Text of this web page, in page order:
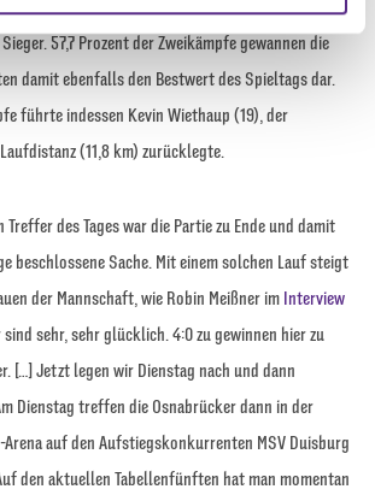
die Sie ihnen bereitgestellt
im Rahmen Ihrer Nutzung der Dienste
war die Mannschaft von Timo Schultz in den
57,7 Prozent der Zweikämpfe gewannen die
damit ebenfalls den Bestwert des Spieltags dar.
führte indessen Kevin Wiethaup (19), der
(11,8 km) zurücklegte.
Treffer des Tages war die Partie zu Ende und damit
beschlossene Sache. Mit einem solchen Lauf steigt
der Mannschaft, wie Robin Meißner im Interview
sind sehr, sehr glücklich. 4:0 zu gewinnen hier zu
[…] Jetzt legen wir Dienstag nach und dann
Dienstag treffen die Osnabrücker dann in der
Arena auf den Aufstiegskonkurrenten MSV Duisburg
den aktuellen Tabellenfünften hat man momentan